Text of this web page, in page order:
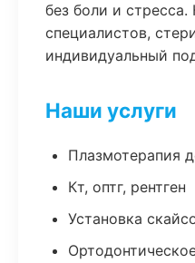
без боли и стресса.
специалистов,
индивидуальный
Наши услуги
Плазмотерапия
Кт, оптг, рентген
Установка